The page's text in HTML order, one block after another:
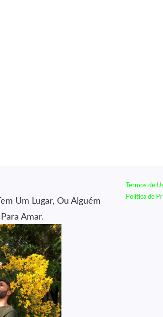
Um Lugar, Ou Alguém
Para Amar.
Termos de
Política de